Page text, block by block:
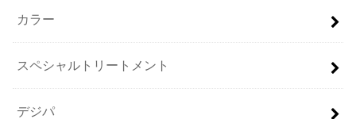
カラー
スペシャルトリートメント
デジパ